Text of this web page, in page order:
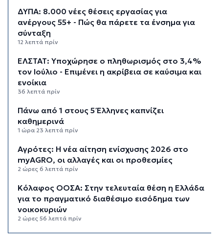
ΔΥΠΑ: 8.000 νέες θέσεις εργασίας για
ανέργους 55+ - Πώς θα πάρετε τα ένσημα για
σύνταξη
12 λεπτά πρίν
ΕΛΣΤΑΤ: Υποχώρησε ο πληθωρισμός στο 3,4%
τον Ιούλιο - Επιμένει η ακρίβεια σε καύσιμα και
ενοίκια
36 λεπτά πρίν
Πάνω από 1 στους 5 Έλληνες καπνίζει
καθημερινά
1 ώρα 23 λεπτά πρίν
Αγρότες: Η νέα αίτηση ενίσχυσης 2026 στο
myAGRO, οι αλλαγές και οι προθεσμίες
2 ώρες 6 λεπτά πρίν
Κόλαφος ΟΟΣΑ: Στην τελευταία θέση η Ελλάδα
για το πραγματικό διαθέσιμο εισόδημα των
νοικοκυριών
2 ώρες 56 λεπτά πρίν